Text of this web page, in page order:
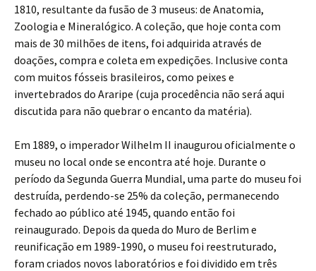
1810, resultante da fusão de 3 museus: de Anatomia,
Zoologia e Mineralógico. A coleção, que hoje conta com
mais de 30 milhões de itens, foi adquirida através de
doações, compra e coleta em expedições. Inclusive conta
com muitos fósseis brasileiros, como peixes e
invertebrados do Araripe (cuja procedência não será aqui
discutida para não quebrar o encanto da matéria).
Em 1889, o imperador Wilhelm II inaugurou oficialmente o
museu no local onde se encontra até hoje. Durante o
período da Segunda Guerra Mundial, uma parte do museu foi
destruída, perdendo-se 25% da coleção, permanecendo
fechado ao público até 1945, quando então foi
reinaugurado. Depois da queda do Muro de Berlim e
reunificação em 1989-1990, o museu foi reestruturado,
foram criados novos laboratórios e foi dividido em três